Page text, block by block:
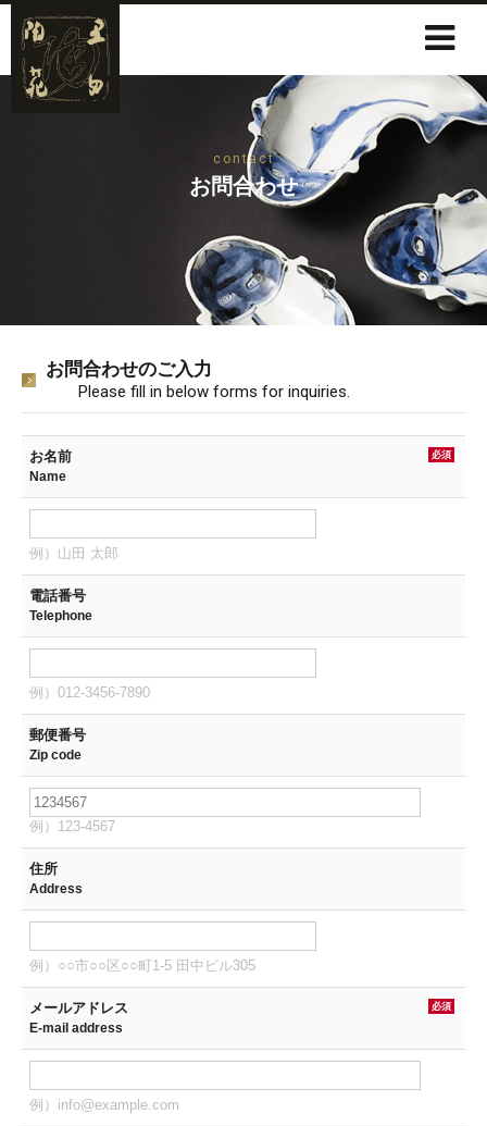
contact
お問合わせ
お問合わせのご入力
Please fill in below forms for inquiries.
お名前 必須
Name
例）山田 太郎
電話番号
Telephone
例）012-3456-7890
郵便番号
Zip code
例）123-4567
住所
Address
例）○○市○○区○○町1-5 田中ビル305
メールアドレス 必須
E-mail address
例）info@example.com